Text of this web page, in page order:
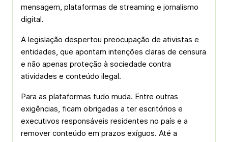
mensagem, plataformas de streaming e jornalismo
digital.
A legislação despertou preocupação de ativistas e
entidades, que apontam intenções claras de censura
e não apenas proteção à sociedade contra
atividades e conteúdo ilegal.
Para as plataformas tudo muda. Entre outras
exigências, ficam obrigadas a ter escritórios e
executivos responsáveis residentes no país e a
remover conteúdo em prazos exíguos. Até a